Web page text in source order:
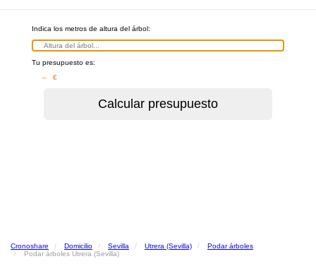
Indica los metros de altura del árbol:
Tu presupuesto es:
– €
Cronoshare Domicilio Sevilla Utrera (Sevilla)
Podar árboles
Podar árboles Utrera (Sevilla)